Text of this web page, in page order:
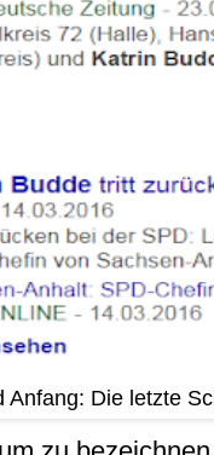
Anfang: Die letzte